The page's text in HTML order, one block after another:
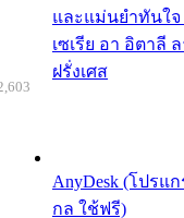
และแม่นยำทันใจ
เซเรีย อา อิตาลี
ฝรั่งเศส
AnyDesk (โปรแ
กล ใช้ฟรี)